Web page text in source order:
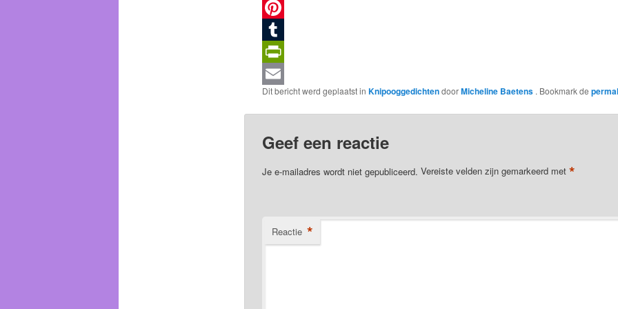
LinkedIn
Pinterest
Tumblr
PrintFriendly
Email
Dit bericht werd geplaatst in KnipooggedichtendoorMicheline Baetens . Bookmark de
Geef een reactie
Je e-mailadres wordt niet gepubliceerd. Vereiste velden zijn gemarkeerd met *
Reactie *